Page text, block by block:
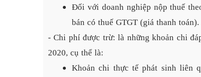
Đối với doanh nghiệp nộp thuế
bán có thuế GTGT (giá thanh toán).
- Chi phí được trừ: là những khoản chi
2020, cụ thể là:
Khoản chi thực tế phát sinh liên